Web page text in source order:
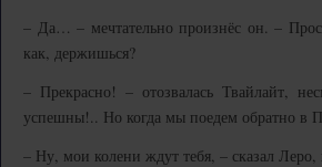
– Да… – мечтательно произнёс он. –
как, держишься?
– Прекрасно! – отозвалась Твайлайт,
успешны!.. Но когда мы поедем обратно в
– Ну, мои колени ждут тебя, – сказал